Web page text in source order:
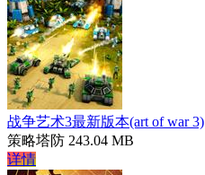
战争艺术3最新版本(art of war 3)
策略塔防 243.04 MB
详情